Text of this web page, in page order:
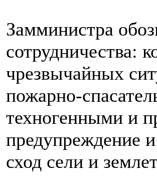
Замминистра
сотрудничества:
чрезвычайных
пожарно-
техногенными и
предупреждение
сход сели и